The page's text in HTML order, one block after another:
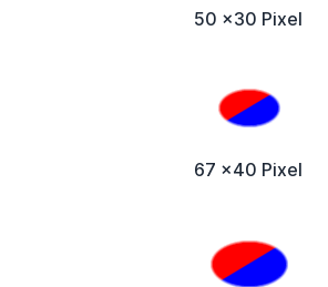
50 x30 Pixel
67 x40 Pixel